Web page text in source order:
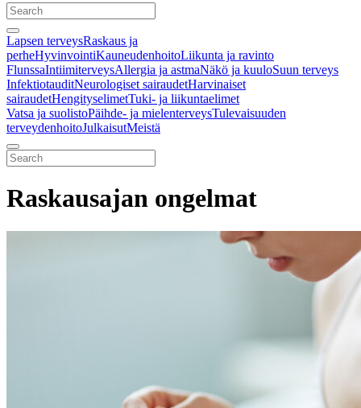
Lapsen terveysRaskaus ja
perheHyvinvointiKauneudenhoitoLiikunta ja ravinto
FlunssaIntiimiterveysAllergia ja astmaNäkö ja kuuloSuun terveys
InfektiotauditNeurologiset sairaudetHarvinaiset
sairaudetHengityselimetTuki- ja liikuntaelimet
Vatsa ja suolistoPäihde- ja mielenterveysTulevaisuuden
terveydenhoitoJulkaisutMeistä
Raskausajan ongelmat